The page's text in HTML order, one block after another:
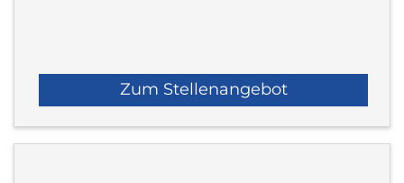
Zum Stellenangebot